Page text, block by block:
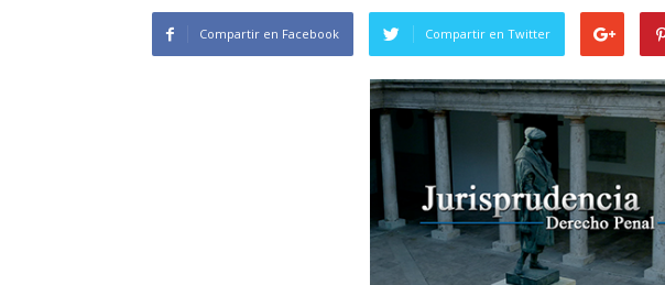
Compartir en Facebook Compartir en Twitter